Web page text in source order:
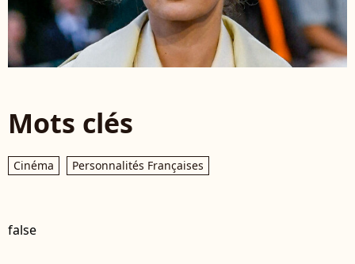
Mots clés
Cinéma Personnalités Françaises
false